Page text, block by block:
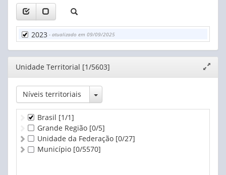
2023 - atualizado em 09/09/2025
Editor
janela
Unidade Territorial [1/5603]
Níveis territoriais Toggle Dropdown
Brasil [1/1]
Grande Região [0/5]
Unidade da Federação [0/27]
Município [0/5570]